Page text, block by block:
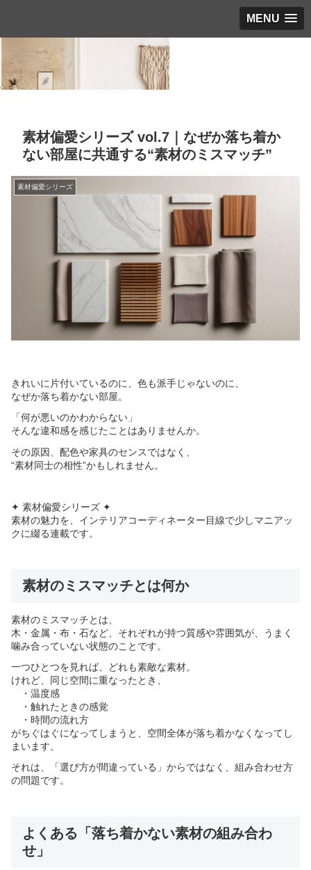
MENU
素材偏愛シリーズ vol.7｜なぜか落ち着か
ない部屋に共通する“素材のミスマッチ”
素材偏愛シリーズ
きれいに片付いているのに、色も派手じゃないのに、
なぜか落ち着かない部屋。
「何が悪いのかわからない」
そんな違和感を感じたことはありませんか。
その原因、配色や家具のセンスではなく、
“素材同士の相性”かもしれません。
✦ 素材偏愛シリーズ ✦
素材の魅力を、インテリアコーディネーター目線で少しマニアッ
クに綴る連載です。
素材のミスマッチとは何か
素材のミスマッチとは、
木・金属・布・石など、それぞれが持つ質感や雰囲気が、うまく
噛み合っていない状態のことです。
一つひとつを見れば、どれも素敵な素材。
けれど、同じ空間に重なったとき、
・温度感
・触れたときの感覚
・時間の流れ方
がちぐはぐになってしまうと、空間全体が落ち着かなくなってし
まいます。
それは、「選び方が間違っている」からではなく、組み合わせ方
の問題です。
よくある「落ち着かない素材の組み合わ
せ」